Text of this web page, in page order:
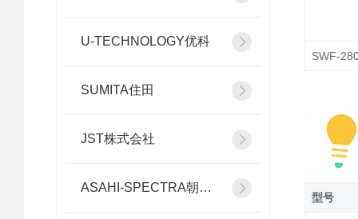
U-TECHNOLOGY优科
SUMITA住田
JST株式会社
ASAHI-SPECTRA朝日分光
SWF-
型号